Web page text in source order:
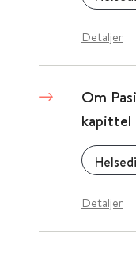
Detaljer
Om
kapittel
Detaljer